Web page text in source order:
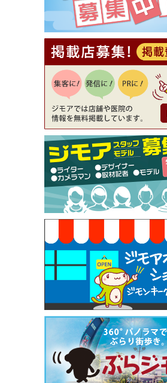
【ジモア読者特典2】コース
理5品+2時間飲み放題）（創
ore（ピアクオーレ））
[有効期限]2026年9月30日
【ジモア読者特典1】料理
降（創作イタリアン Pia
[有効期限]2026年9月30日
【ジモア限定②】初回割引
00円⇒1,100円（メンズ専門
ckle（ミックル））
[有効期限]2026年9月30日
【ジモア限定特典①】まつ
50円（Premiere（プルミエ
[有効期限]2026年9月30日
焼き餃子 一皿サービス（餃
早稲田店）
[有効期限]2026年9月30日